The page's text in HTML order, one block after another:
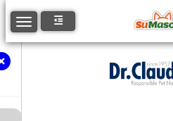
Toggle navigation